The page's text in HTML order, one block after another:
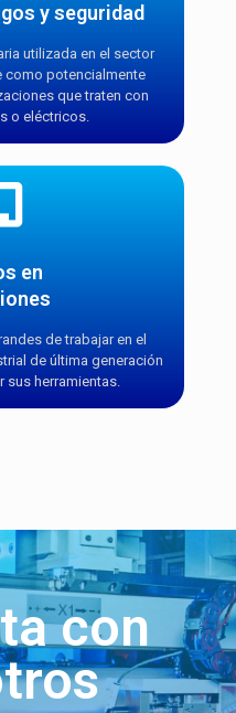
y seguridad
utilizada en el sector
como potencialmente
que traten con
o eléctricos.
en
de trabajar en el
de última generación
sus herramientas.
con